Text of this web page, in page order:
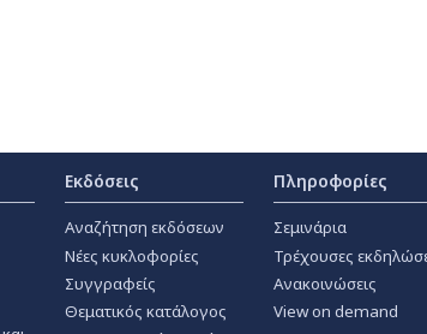
Εκδόσεις
Αναζήτηση εκδόσεων
Νέες κυκλοφορίες
Συγγραφείς
Θεματικός κατάλογος
Πληροφορίες
Σεμινάρια
Τρέχουσες
Ανακοινώσεις
View on demand